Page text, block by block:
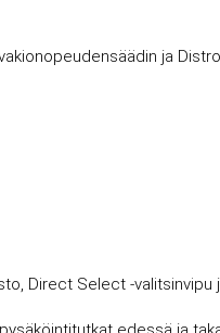
ja
Direct Select -valitsinvipu